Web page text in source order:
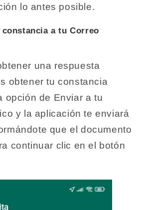
lo antes posible.
constancia a tu Correo
una respuesta
obtener tu constancia
opción de Enviar a tu
y la aplicación te enviará
que el documento
continuar clic en el botón